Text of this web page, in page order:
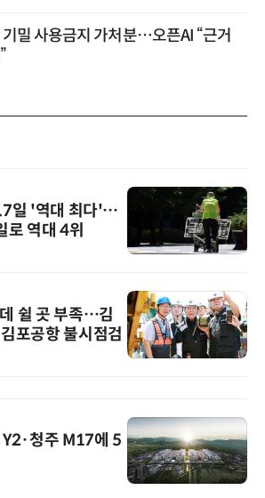
밀 사용금지 가처분…오픈AI “근거
일 '역대 최다'…
로 역대 4위
쉴 곳 부족…김
포공항 불시점검
청주 M17에 5